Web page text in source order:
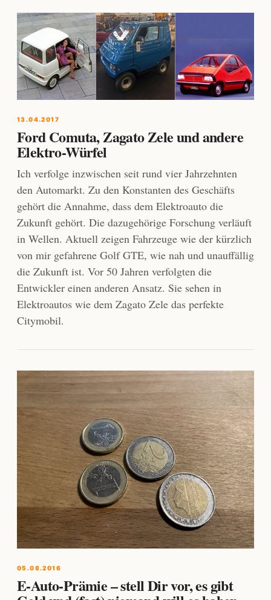
13.04.2017
Ford Comuta, Zagato Zele und andere
Elektro-Würfel
Ich verfolge inzwischen seit rund vier Jahrzehnten
den Automarkt. Zu den Konstanten des Geschäfts
gehört die Annahme, dass dem Elektroauto die
Zukunft gehört. Die dazugehörige Forschung verläuft
in Wellen. Aktuell zeigen Fahrzeuge wie der kürzlich
von mir gefahrene Golf GTE, wie nah und unauffällig
die Zukunft ist. Vor 50 Jahren verfolgten die
Entwickler einen anderen Ansatz. Sie sehen in
Elektroautos wie dem Zagato Zele das perfekte
Citymobil.
05.08.2016
E-Auto-Prämie – stell Dir vor, es gibt